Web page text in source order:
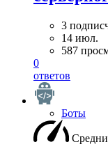
3
14 июл.
587
0
ответов
Боты